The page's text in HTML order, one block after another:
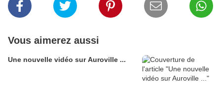
Vous aimerez aussi
Une nouvelle vidéo sur Auroville ...